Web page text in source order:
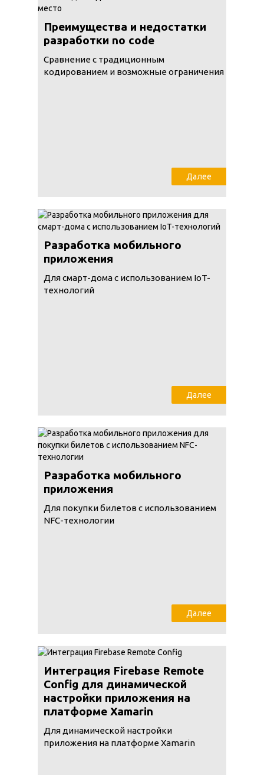
Преимущества и недостатки
разработки no code
Сравнение с традиционным
кодированием и возможные ограничения
Далее
Разработка мобильного
приложения
Для смарт-дома с использованием IoT-
технологий
Далее
Разработка мобильного
приложения
Для покупки билетов с использованием
NFC-технологии
Далее
Интеграция Firebase Remote
Config для динамической
настройки приложения на
платформе Xamarin
Для динамической настройки
приложения на платформе Xamarin